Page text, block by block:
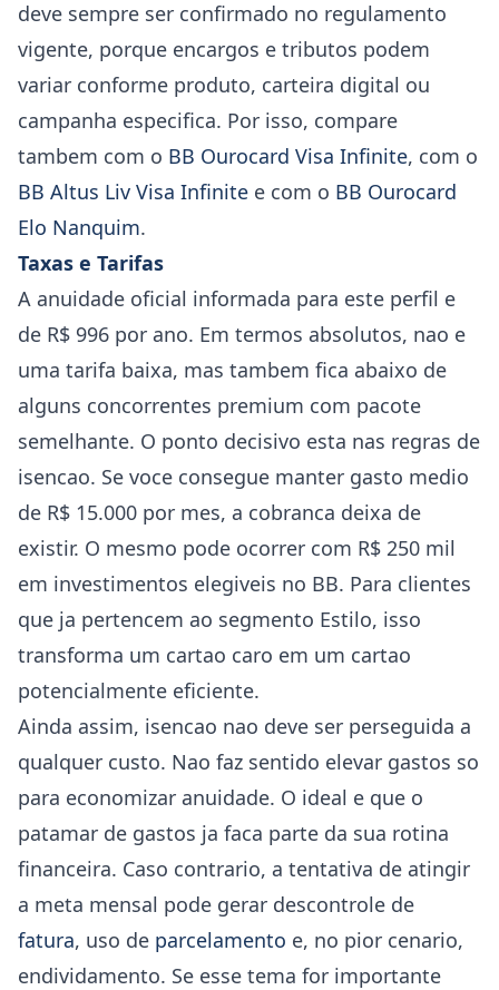
deve sempre ser confirmado no regulamento
vigente, porque encargos e tributos podem
variar conforme produto, carteira digital ou
campanha especifica. Por isso, compare
tambem com o BB Ourocard Visa Infinite, com o
BB Altus Liv Visa Infinite e com o BB Ourocard
Elo Nanquim.
Taxas e Tarifas
A anuidade oficial informada para este perfil e
de R$ 996 por ano. Em termos absolutos, nao e
uma tarifa baixa, mas tambem fica abaixo de
alguns concorrentes premium com pacote
semelhante. O ponto decisivo esta nas regras de
isencao. Se voce consegue manter gasto medio
de R$ 15.000 por mes, a cobranca deixa de
existir. O mesmo pode ocorrer com R$ 250 mil
em investimentos elegiveis no BB. Para clientes
que ja pertencem ao segmento Estilo, isso
transforma um cartao caro em um cartao
potencialmente eficiente.
Ainda assim, isencao nao deve ser perseguida a
qualquer custo. Nao faz sentido elevar gastos so
para economizar anuidade. O ideal e que o
patamar de gastos ja faca parte da sua rotina
financeira. Caso contrario, a tentativa de atingir
a meta mensal pode gerar descontrole de
fatura, uso de parcelamento e, no pior cenario,
endividamento. Se esse tema for importante